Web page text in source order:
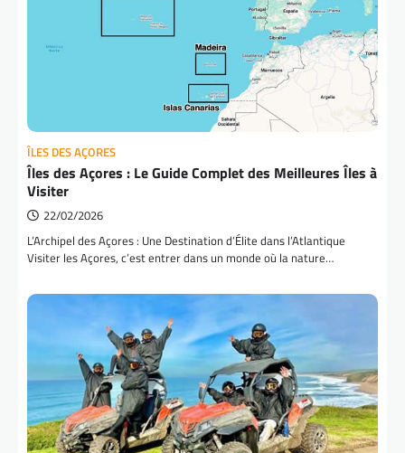
ÎLES DES AÇORES
Îles des Açores : Le Guide Complet des Meilleures Îles à
Visiter
22/02/2026
L’Archipel des Açores : Une Destination d’Élite dans l’Atlantique
Visiter les Açores, c’est entrer dans un monde où la nature…